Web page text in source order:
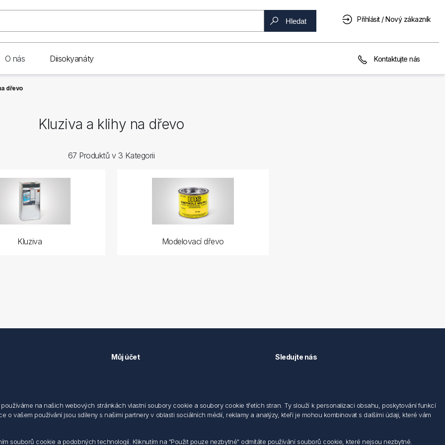
Hledat Přihlásit / Nový zákazník
O nás Diisokyanáty Kontaktujte nás
dřevo
Kluziva a klihy na dřevo
67 Produktů v 3 Kategorii
Kluziva Modelovací dřevo
elektronických dokumentu
s elektroodpadem
Můj účet Sledujte nás
na našich webových stránkách vlastní soubory cookie a soubory cookie třetích stran. Ty slouží k personalizaci obsahu, poskytování funkcí
vašem používání jsou sdíleny s našimi partnery v oblasti sociálních médií, reklamy a analýzy, kteří je mohou kombinovat s dalšími údaji, které vám
souborů cookie a podobných technologií. Kliknutím na "Použit pouze nezbytné" odmítáte používání souborů cookie, které nejsou nezbytné.